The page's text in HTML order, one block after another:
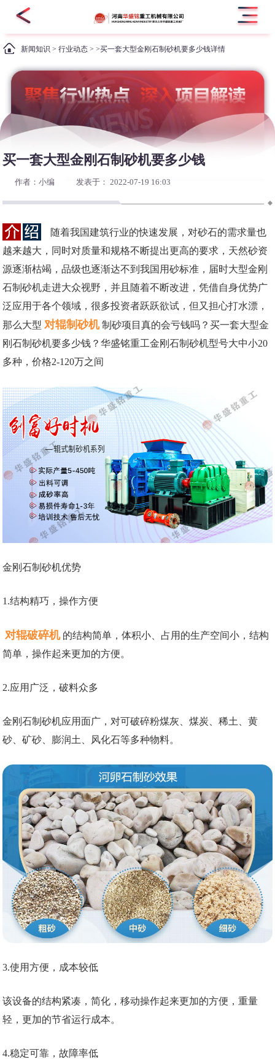
新闻知识 >行业动态 > >买一套大型金刚石制砂机要多少钱详情
买一套大型金刚石制砂机要多少钱
作者：小编 发表于： 2022-07-19 16:03
随着我国建筑行业的快速发展，对砂石的需求量也
越来越大，同时对质量和规格不断提出更高的要求，天然砂资
源逐渐枯竭，品级也逐渐达不到我国用砂标准，届时大型金刚
石制砂机走进大众视野，并且随着不断改进，凭借自身优势广
泛应用于各个领域，很多投资者跃跃欲试，但又担心打水漂，
那么大型 对辊制砂机 制砂项目真的会亏钱吗？买一套大型金
刚石制砂机要多少钱？华盛铭重工金刚石制砂机型号大中小20
多种，价格2-120万之间
金刚石制砂机优势
1.结构精巧，操作方便
对辊破碎机 的结构简单，体积小、占用的生产空间小，结构
简单，操作起来更加的方便。
2.应用广泛，破料众多
金刚石制砂机应用面广，对可破碎粉煤灰、煤炭、稀土、黄
砂、矿砂、膨润土、风化石等多种物料。
3.使用方便，成本较低
该设备的结构紧凑，简化，移动操作起来更加的方便，重量
轻，更加的节省运行成本。
4.稳定可靠，故障率低